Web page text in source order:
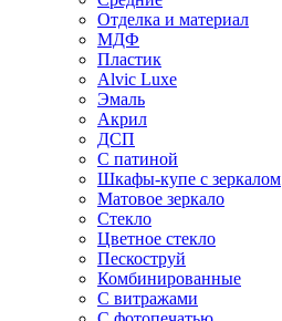
Отделка и материал
МДФ
Пластик
Alvic Luxe
Эмаль
Акрил
ДСП
С патиной
Шкафы-купе с зеркалом
Матовое зеркало
Стекло
Цветное стекло
Пескоструй
Комбинированные
С витражами